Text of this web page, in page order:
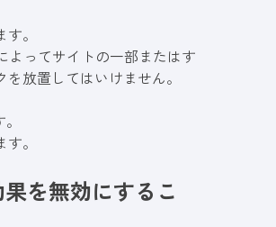
。
よってサイトの一部またはす
放置してはいけません。
。
を無効にするこ